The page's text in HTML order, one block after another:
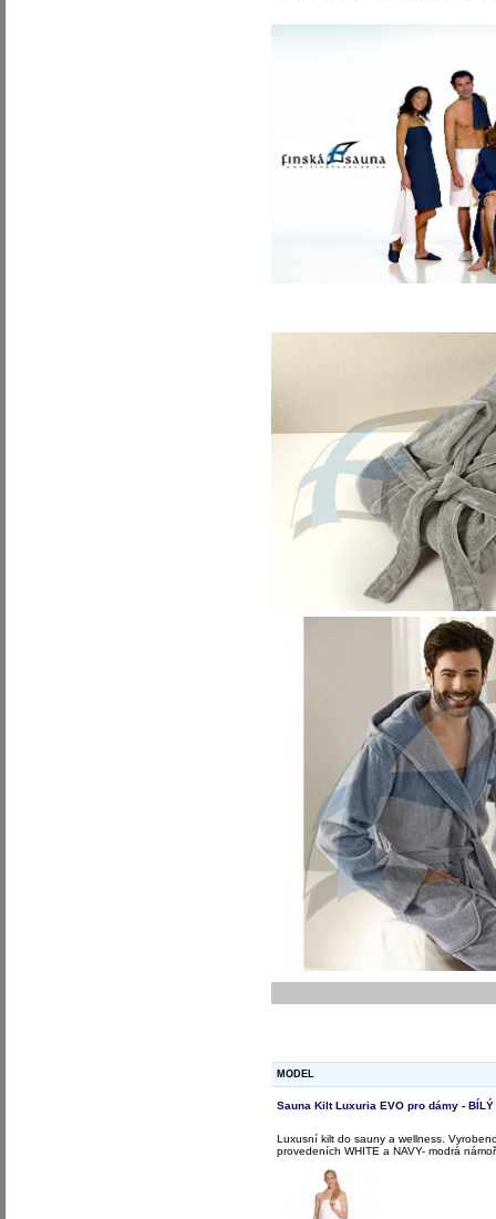
MODEL
Sauna Kilt Luxuria EVO pro dámy - BÍLÝ
Luxusní kilt do sauny a wellness.
provedeních WHITE a NAVY- modrá